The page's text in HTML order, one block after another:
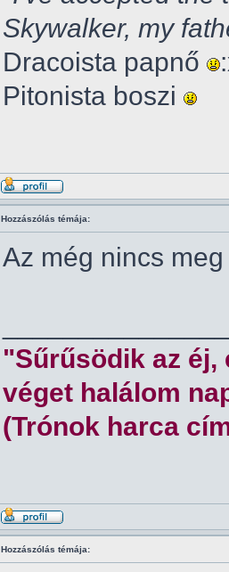
Skywalker, my
Dracoista papnő
Pitonista boszi
Hozzászólás témája:
Az még nincs
"Sűrűsödik az éj,
véget halálom
(Trónok harca
Hozzászólás témája: